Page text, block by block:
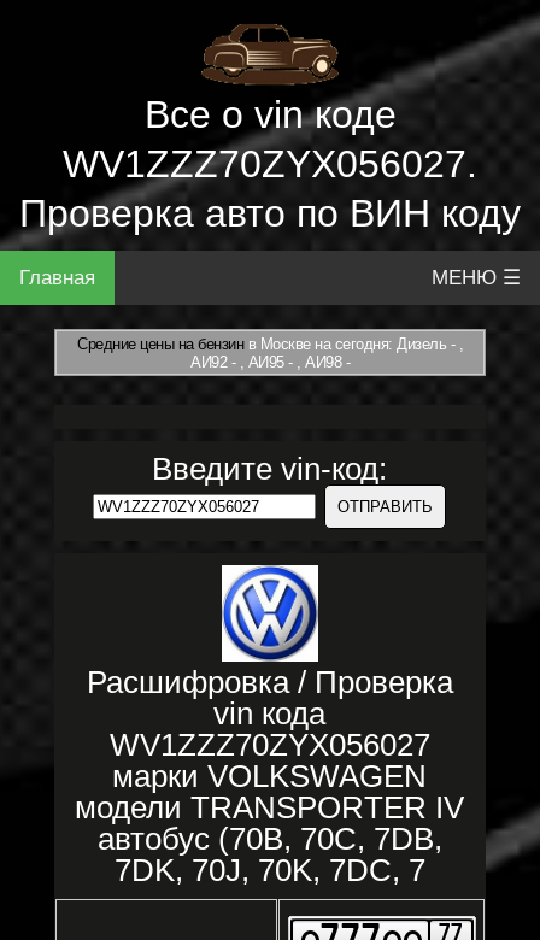
Все о vin коде
WV1ZZZ70ZYX056027.
Проверка авто по ВИН коду
Главная МЕНЮ ☰
Средние цены на бензинв Москве на сегодня: Дизель - ,
АИ92 - , АИ95 - , АИ98 -
Введите vin-код:
Расшифровка / Проверка
vin кода
WV1ZZZ70ZYX056027
марки VOLKSWAGEN
модели TRANSPORTER IV
автобус (70B, 70C, 7DB,
7DK, 70J, 70K, 7DC, 7